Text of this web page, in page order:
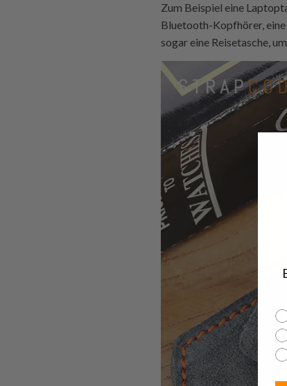
Zum Beispiel eine
Bluetooth-Kopfhörer, eine
sogar eine Reisetasche,